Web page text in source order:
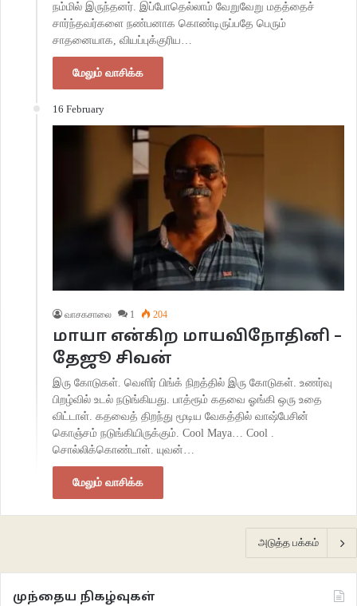
நம்மில் இருந்தனர். இப்போதெல்லாம் வேறுவேறு மதத்தைச்
சார்ந்தவர்களை நண்பனாக கொண்டிருப்பதே பெரும்
சாதனையாக, வியப்புக்குரிய…
மேலும் வாசிக்க
16 February
வாசகசாலை 1 204
மாயா என்கிற மாயவிநோதினி –
தேஜூ சிவன்
இரு கோடுகள். வெளிர் பிங்க் நிறத்தில் இரு கோடுகள். உணர்வு
பிறழ்வில் உடல் நடுங்கியது. பாத்ரூம் கதவை ஓங்கி ஒரு உதை
விட்டாள். கதவைத் திறந்து மூடிய வேகத்தில் வாஷ்பேசின்
கொஞ்சம் நடுங்கியிருக்கும். Cool Maya… Cool .
சொல்லிக்கொண்டாள். யுவன்…
மேலும் வாசிக்க
அடுத்த பக்கம்
முந்தைய நிகழ்வுகள்